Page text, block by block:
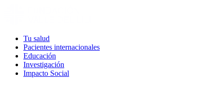
Tu salud
Pacientes internacionales
Educación
Investigación
Impacto Social